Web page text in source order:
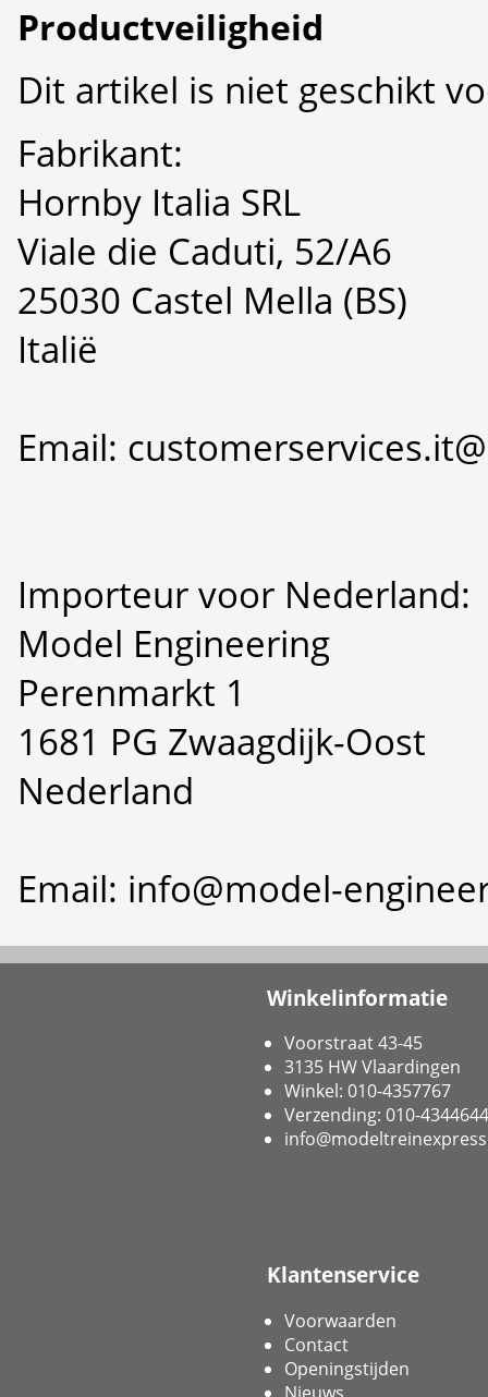
Productveiligheid
Dit artikel is niet geschikt
Fabrikant:
Hornby Italia SRL
Viale die Caduti, 52/A6
25030 Castel Mella (BS)
Italië
Email:
Importeur voor Nederland:
Model Engineering
Perenmarkt 1
1681 PG Zwaagdijk-Oost
Nederland
Email: info@model-
Winkelinformatie
Voorstraat 43-45
3135 HW Vlaardingen
Winkel: 010-4357767
Verzending: 010-4344644
Klantenservice
Voorwaarden
Contact
Openingstijden